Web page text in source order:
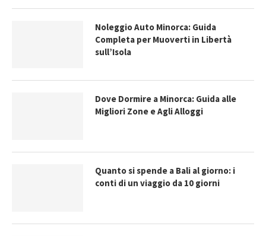
Noleggio Auto Minorca: Guida
Completa per Muoverti in Libertà
sull’Isola
Dove Dormire a Minorca: Guida alle
Migliori Zone e Agli Alloggi
Quanto si spende a Bali al giorno: i
conti di un viaggio da 10 giorni